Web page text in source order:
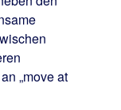
„move at